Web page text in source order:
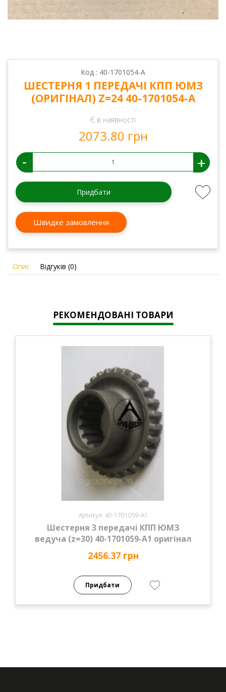
Код : 40-1701054-А
ШЕСТЕРНЯ 1 ПЕРЕДАЧІ КПП ЮМЗ
(ОРИГІНАЛ) Z=24 40-1701054-А
Є в наявності
2073.80 грн
- +
Придбати
Швидке замовлення
Опис Відгуків (0)
РЕКОМЕНДОВАНІ ТОВАРИ
Артикул: 40-1701059-А1
Шестерня 3 передачі КПП ЮМЗ
ведуча (z=30) 40-1701059-А1 оригінал
2456.37 грн
Придбати